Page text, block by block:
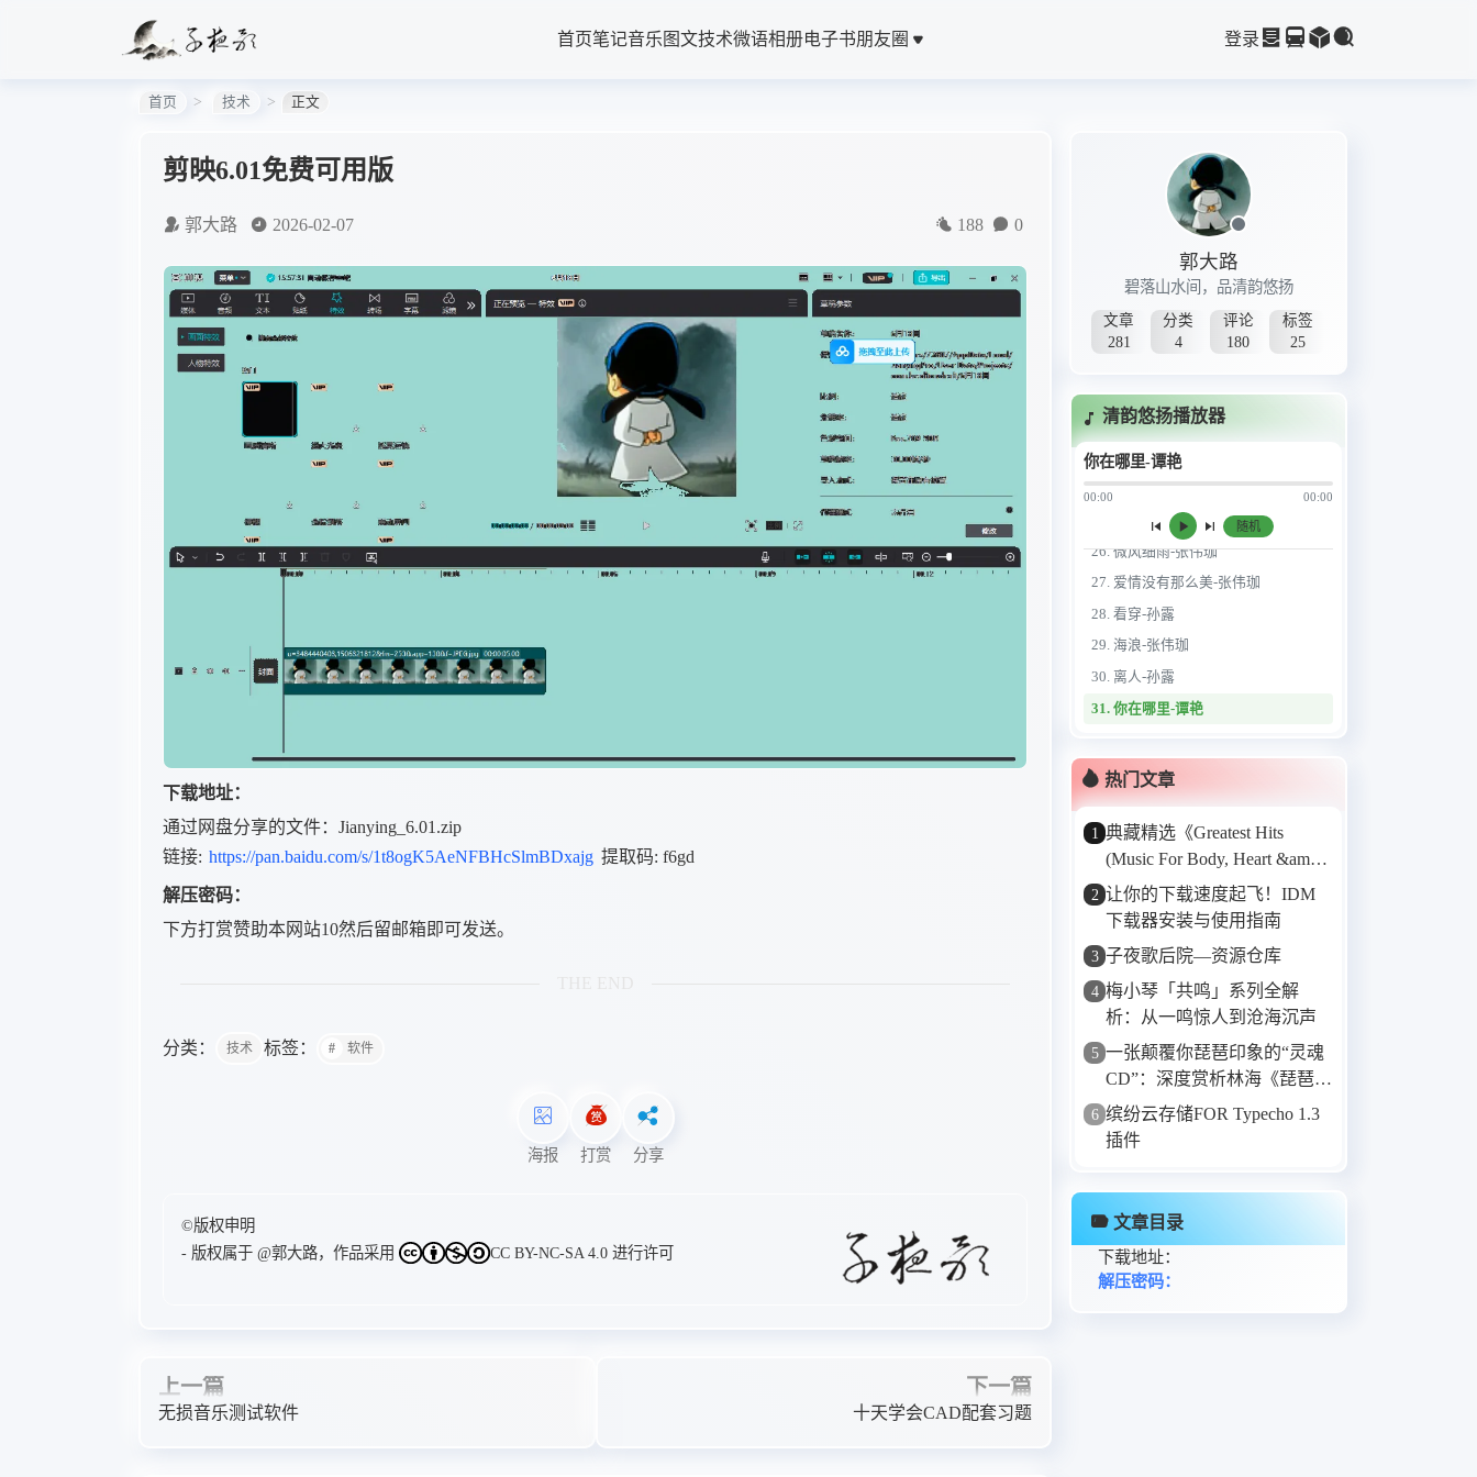
首页笔记音乐 图文技术微语相册电子书朋友圈 登录
首页 技术 正文
剪映6.01免费可用版
郭大路 2026-02-07 188 0
下载地址：
通过网盘分享的文件：Jianying_6.01.zip
链接: https://pan.baidu.com/s/1t8ogK5AeNFBHcSlmBDxajg 提取码: f6gd
解压密码：
下方打赏赞助本网站10然后留邮箱即可发送。
分类： 技术 标签： 软件
海报 打赏 分享
©版权申明
- 版权属于 @郭大路，作品采用 CC BY-NC-SA 4.0 进行许可
上一篇
无损音乐测试软件
下一篇
十天学会CAD配套习题
郭大路
碧落山水间，品清韵悠扬
文章
281
分类
4
评论
180
标签
25
清韵悠扬播放器
你在哪里-谭艳
00:00 00:00
随机
10. 贝加尔湖畔-梅小琴
14. 想念你-谭艳
15. 小小-谭艳
16. 需要人陪-谭艳
17. 青海湖-黛青塔娜
18. 寂寞的天空-黛青塔娜
19. 伤了心的女人怎么了-谭艳
21. 德令哈的一夜-刀郎
22. 莫斯科郊外的晚上-楼兰
23. 有谁共鸣-王嘉文
24. 我们的歌谣-张玮伽
25. 浮生记DJ(小淘气)-海来阿木
26. 微风细雨-张伟珈
27. 爱情没有那么美-张伟珈
28. 看穿-孙露
29. 海浪-张伟珈
30. 离人-孙露
31. 你在哪里-谭艳
33. Should It Matter - Sissel.
34. 我要 - 任素汐
35. 最后一次 - 孙露
36. Bamboo Dance 竹舞-邵容
37. With an orchid-雅尼
38. ひとひらの雪-姬神
39. 禅房梅影-巫娜
40. calling wisdom-Karunesh
热门文章
1 典藏精选《Greatest Hits
(Music For Body, Heart &amp;
Soul)》——Karunesh的音乐
“金三角”
2 让你的下载速度起飞！IDM
下载器安装与使用指南
3 子夜歌后院—资源仓库
4 梅小琴「共鸣」系列全解
析：从一鸣惊人到沧海沉声
5 一张颠覆你琵琶印象的“灵魂
CD”：深度赏析林海《琵琶
相》
6 缤纷云存储FOR Typecho 1.3
插件
文章目录
下载地址：
解压密码：